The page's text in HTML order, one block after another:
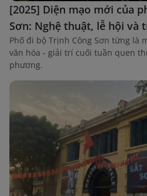
[2025] Diện mạo mới của
Sơn: Nghệ thuật, lễ hội và
Phố đi bộ Trịnh Công Sơn từng là
văn hóa - giải trí cuối tuần quen
phương.